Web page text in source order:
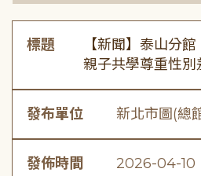
標題
【新聞】泰山分
親子共學尊重性別
發布單位 新北市圖(總
發佈時間 2026-04-10